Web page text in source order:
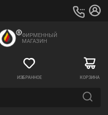
ФИРМЕННЫЙ
МАГАЗИН
ИЗБРАННОЕ КОРЗИНА